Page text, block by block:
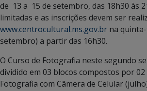
de 13 a 15 de setembro, das 18h30 às
limitadas e as inscrições devem ser
www.centrocultural.ms.gov.br na
setembro) a partir das 16h30.
O Curso de Fotografia neste segundo
dividido em 03 blocos compostos por
Fotografia com Câmera de Celular